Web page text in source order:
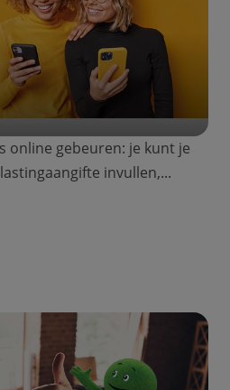
online gebeuren: je kunt je
invullen,...